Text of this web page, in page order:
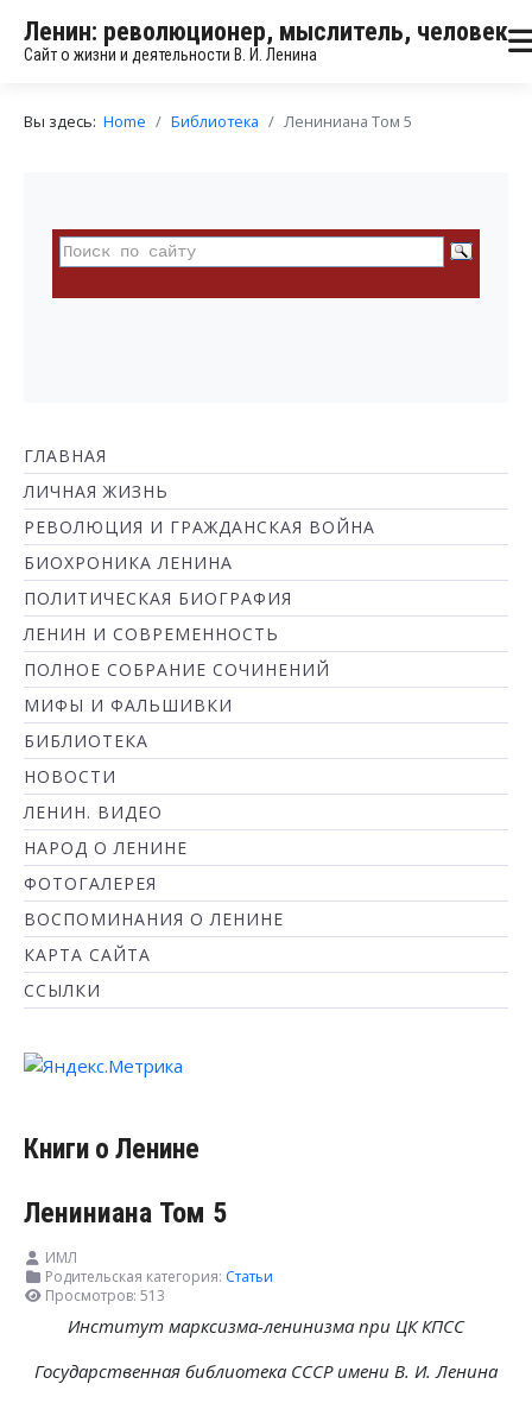
Ленин: революционер, мыслитель, человек
Сайт о жизни и деятельности В. И. Ленина
Вы здесь: Home Библиотека Лениниана Том 5
ГЛАВНАЯ
ЛИЧНАЯ ЖИЗНЬ
РЕВОЛЮЦИЯ И ГРАЖДАНСКАЯ ВОЙНА
БИОХРОНИКА ЛЕНИНА
ПОЛИТИЧЕСКАЯ БИОГРАФИЯ
ЛЕНИН И СОВРЕМЕННОСТЬ
ПОЛНОЕ СОБРАНИЕ СОЧИНЕНИЙ
МИФЫ И ФАЛЬШИВКИ
БИБЛИОТЕКА
НОВОСТИ
ЛЕНИН. ВИДЕО
НАРОД О ЛЕНИНЕ
ФОТОГАЛЕРЕЯ
ВОСПОМИНАНИЯ О ЛЕНИНЕ
КАРТА САЙТА
ССЫЛКИ
Книги о Ленине
Лениниана Том 5
ИМЛ
Родительская категория: Статьи
Просмотров: 513
Институт марксизма-ленинизма при ЦК КПСС
Государственная библиотека СССР имени В. И. Ленина